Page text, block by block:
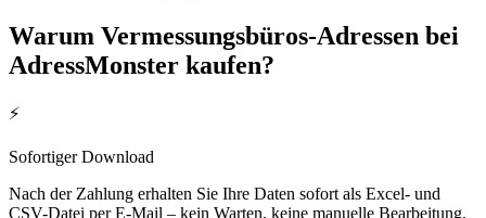
Warum Vermessungsbüros-Adressen bei
AdressMonster kaufen?
⚡
Sofortiger Download
Nach der Zahlung erhalten Sie Ihre Daten sofort als Excel- und
CSV-Datei per E-Mail – kein Warten, keine manuelle Bearbeitung.